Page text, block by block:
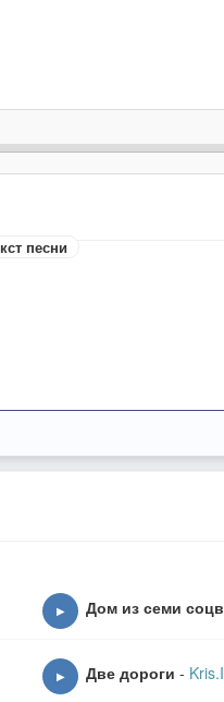
песни
▶ Дом из семи
▶ Две дороги - Kris.I